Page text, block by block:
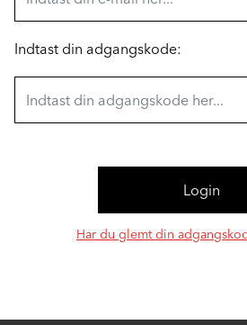
Indtast din adgangskode:
Har du glemt din